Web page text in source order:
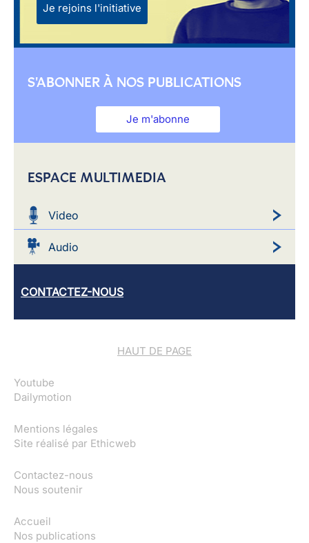
Je rejoins l'initiative
S'ABONNER À NOS PUBLICATIONS
Je m'abonne
ESPACE MULTIMEDIA
Video
Audio
CONTACTEZ-NOUS
HAUT DE PAGE
Youtube
Dailymotion
Mentions légales
Site réalisé par Ethicweb
Contactez-nous
Nous soutenir
Accueil
Nos publications